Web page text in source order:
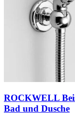
ROCKWELL
Bad und Dusche